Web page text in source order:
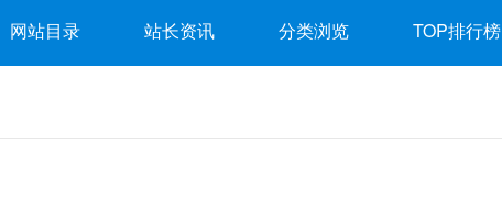
网站目录 站长资讯 分类浏览 TOP排行榜